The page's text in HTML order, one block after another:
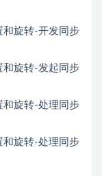
旋转-开发同步
旋转-发起同步
旋转-处理同步
旋转-处理同步